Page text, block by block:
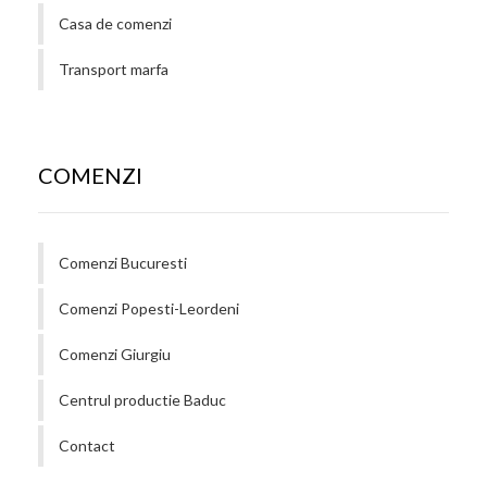
Casa de comenzi
Transport marfa
COMENZI
Comenzi Bucuresti
Comenzi Popesti-Leordeni
Comenzi Giurgiu
Centrul productie Baduc
Contact